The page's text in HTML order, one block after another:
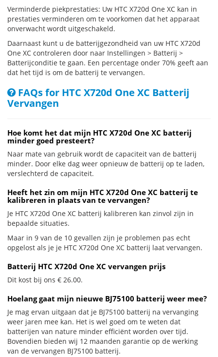
Verminderde piekprestaties: Uw HTC X720d One XC kan in
prestaties verminderen om te voorkomen dat het apparaat
onverwacht wordt uitgeschakeld.
Daarnaast kunt u de batterijgezondheid van uw HTC X720d
One XC controleren door naar Instellingen > Batterij >
Batterijconditie te gaan. Een percentage onder 70% geeft aan
dat het tijd is om de batterij te vervangen.
FAQs for HTC X720d One XC Batterij
Vervangen
Hoe komt het dat mijn HTC X720d One XC batterij
minder goed presteert?
Naar mate van gebruik wordt de capaciteit van de batterij
minder. Door elke dag weer opnieuw de batterij op te laden,
verslechterd de capaciteit.
Heeft het zin om mijn HTC X720d One XC batterij te
kalibreren in plaats van te vervangen?
Je HTC X720d One XC batterij kalibreren kan zinvol zijn in
bepaalde situaties.
Maar in 9 van de 10 gevallen zijn je problemen pas echt
opgelost als je je HTC X720d One XC batterij laat vervangen.
Batterij HTC X720d One XC vervangen prijs
Dit kost bij ons € 26.00.
Hoelang gaat mijn nieuwe BJ75100 batterij weer mee?
Je mag ervan uitgaan dat je BJ75100 batterij na vervanging
weer jaren mee kan. Het is wel goed om te weten dat
batterijen van nature minder efficiënt worden over tijd.
Bovendien bieden wij 12 maanden garantie op de werking
van de vervangen BJ75100 batterij.